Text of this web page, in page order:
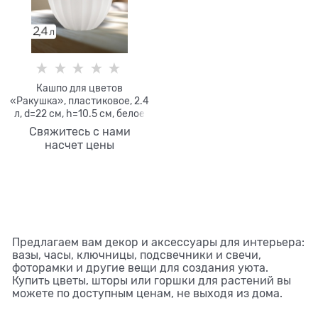
Кашпо для цветов
«Ракушка», пластиковое, 2.4
л, d=22 см, h=10.5 см, белое
Свяжитесь с нами
насчет цены
Предлагаем вам декор и аксессуары для интерьера:
вазы, часы, ключницы, подсвечники и свечи,
фоторамки и другие вещи для создания уюта.
Купить цветы, шторы или горшки для растений вы
можете по доступным ценам, не выходя из дома.